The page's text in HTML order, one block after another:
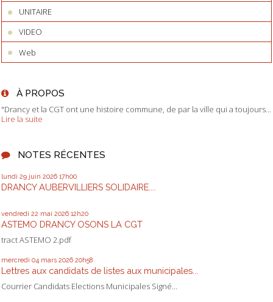
UNITAIRE
VIDEO
Web
À PROPOS
"Drancy et la CGT ont une histoire commune, de par la ville qui a toujours...
Lire la suite
NOTES RÉCENTES
lundi 29 juin 2026 17h00
DRANCY AUBERVILLIERS SOLIDAIRE....
vendredi 22 mai 2026 12h20
ASTEMO DRANCY OSONS LA CGT
tract ASTEMO 2.pdf
mercredi 04 mars 2026 20h58
Lettres aux candidats de listes aux municipales...
Courrier Candidats Elections Municipales Signé...